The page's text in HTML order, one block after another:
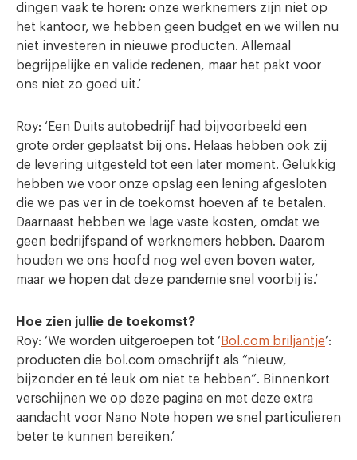
dingen vaak te horen: onze werknemers zijn niet op
het kantoor, we hebben geen budget en we willen nu
niet investeren in nieuwe producten. Allemaal
begrijpelijke en valide redenen, maar het pakt voor
ons niet zo goed uit.’
Roy: ‘Een Duits autobedrijf had bijvoorbeeld een
grote order geplaatst bij ons. Helaas hebben ook zij
de levering uitgesteld tot een later moment. Gelukkig
hebben we voor onze opslag een lening afgesloten
die we pas ver in de toekomst hoeven af te betalen.
Daarnaast hebben we lage vaste kosten, omdat we
geen bedrijfspand of werknemers hebben. Daarom
houden we ons hoofd nog wel even boven water,
maar we hopen dat deze pandemie snel voorbij is.’
Hoe zien jullie de toekomst?
Roy: ‘We worden uitgeroepen tot ‘ Bol.com briljantje’:
producten die bol.com omschrijft als “nieuw,
bijzonder en té leuk om niet te hebben”. Binnenkort
verschijnen we op deze pagina en met deze extra
aandacht voor Nano Note hopen we snel particulieren
beter te kunnen bereiken.’